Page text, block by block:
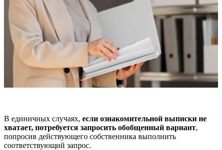
В единичных случаях, если ознакомительной выписки не
хватает, потребуется запросить обобщенный вариант,
попросив действующего собственника выполнить
соответствующий запрос.